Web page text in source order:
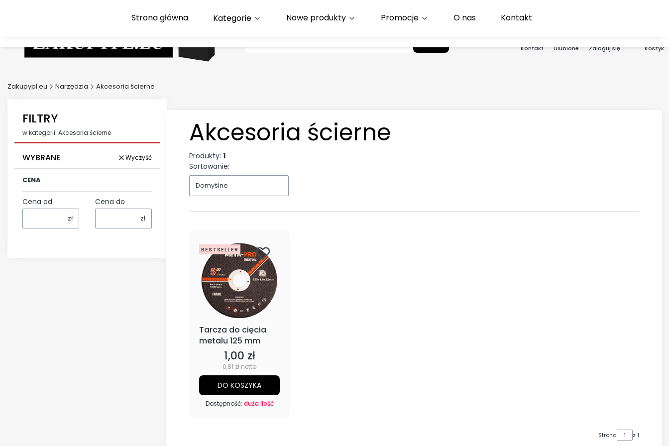
Kontakt Ulubione Zaloguj się Koszyk
Strona główna Nowe produkty Promocje O nas Kontakt
Zakupypl.eu Narzędzia Akcesoria ścierne
FILTRY
w kategorii: Akcesoria ścierne
WYBRANE Wyczyść
CENA
Cena od
zł
Cena do
zł
Akcesoria ścierne
Produkty: 1
Lista produktów
Sortowanie:
Domyślne
BESTSELLER
Tarcza do cięcia
metalu 125 mm
Cena
1,00 zł
Cena
0,81 zł
DO KOSZYKA
Dostępność: duża ilość
Strona z 1